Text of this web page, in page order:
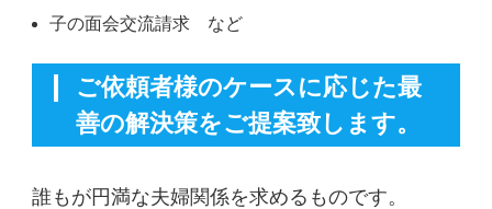
子の面会交流請求 など
ご依頼者様のケースに応じた最
善の解決策をご提案致します。
誰もが円満な夫婦関係を求めるものです。